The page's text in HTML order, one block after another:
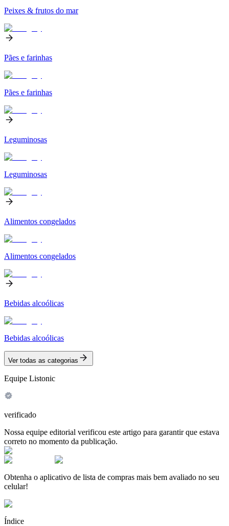
Peixes & frutos do mar
Pães e farinhas
Pães e farinhas
Leguminosas
Leguminosas
Alimentos congelados
Alimentos congelados
Bebidas alcoólicas
Bebidas alcoólicas
Ver todas as categorias
Equipe Listonic
verificado
Nossa equipe editorial verificou este artigo para garantir que estava
correto no momento da publicação.
Obtenha o aplicativo de lista de compras mais bem avaliado no seu
celular!
Índice